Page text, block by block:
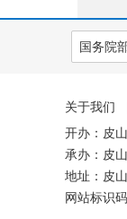
国务院
关于我们
开办：皮
承办：皮
地址：皮
网站标识